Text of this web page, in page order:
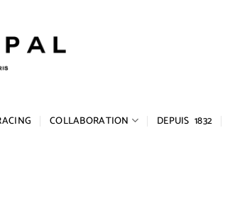
COLLABORATION DEPUIS 1832